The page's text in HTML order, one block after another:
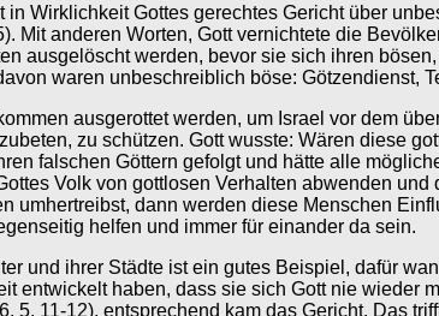
in Wirklichkeit Gottes gerechtes Gericht über
Mit anderen Worten, Gott vernichtete die
ausgelöscht werden, bevor sie sich ihren
waren unbeschreiblich böse: Götzendienst,
ausgerottet werden, um Israel vor dem
zu schützen. Gott wusste: Wären diese
falschen Göttern gefolgt und hätte alle
Volk von gottlosen Verhalten abwenden
umhertreibst, dann werden diese Menschen
helfen und immer für einander da sein.
und ihrer Städte ist ein gutes Beispiel, dafür
entwickelt haben, dass sie sich Gott nie
5. 11-12), entsprechend kam das Gericht. Das